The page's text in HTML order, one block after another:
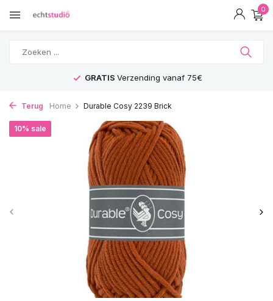
0
GRATIS Verzending vanaf 75€
Terug Home Durable Cosy 2239 Brick
10% sale